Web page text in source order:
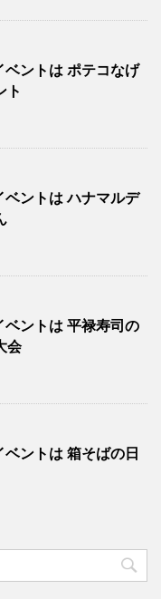
ントは ポテコなげ
ト
ントは ハナマルデ
ントは 平禄寿司の
会
ントは 箱そばの日